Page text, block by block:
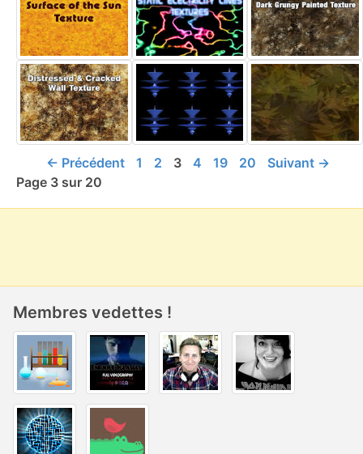
← Précédent 1 2 3 4 19 20
Suivant →
Page 3 sur 20
Membres vedettes !